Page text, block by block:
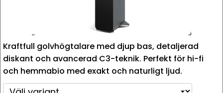
Kraftfull golvhögtalare med djup bas, detaljerad
diskant och avancerad C3-teknik. Perfekt för hi-fi
och hemmabio med exakt och naturligt ljud.